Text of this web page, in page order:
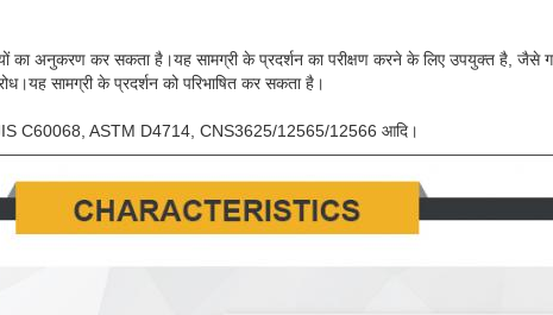
का अनुकरण कर सकता है।यह सामग्री के प्रदर्शन का परीक्षण करने के लिए उपयुक्त है, जैसे
सामग्री के प्रदर्शन को परिभाषित कर सकता है।
C60068, ASTM D4714, CNS3625/12565/12566 आदि।